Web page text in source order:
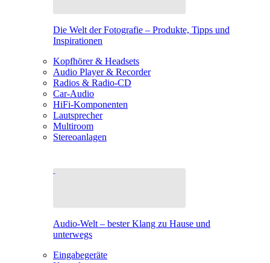
Die Welt der Fotografie – Produkte, Tipps und
Inspirationen
Kopfhörer & Headsets
Audio Player & Recorder
Radios & Radio-CD
Car-Audio
HiFi-Komponenten
Lautsprecher
Multiroom
Stereoanlagen
Audio-Welt – bester Klang zu Hause und
unterwegs
Eingabegeräte